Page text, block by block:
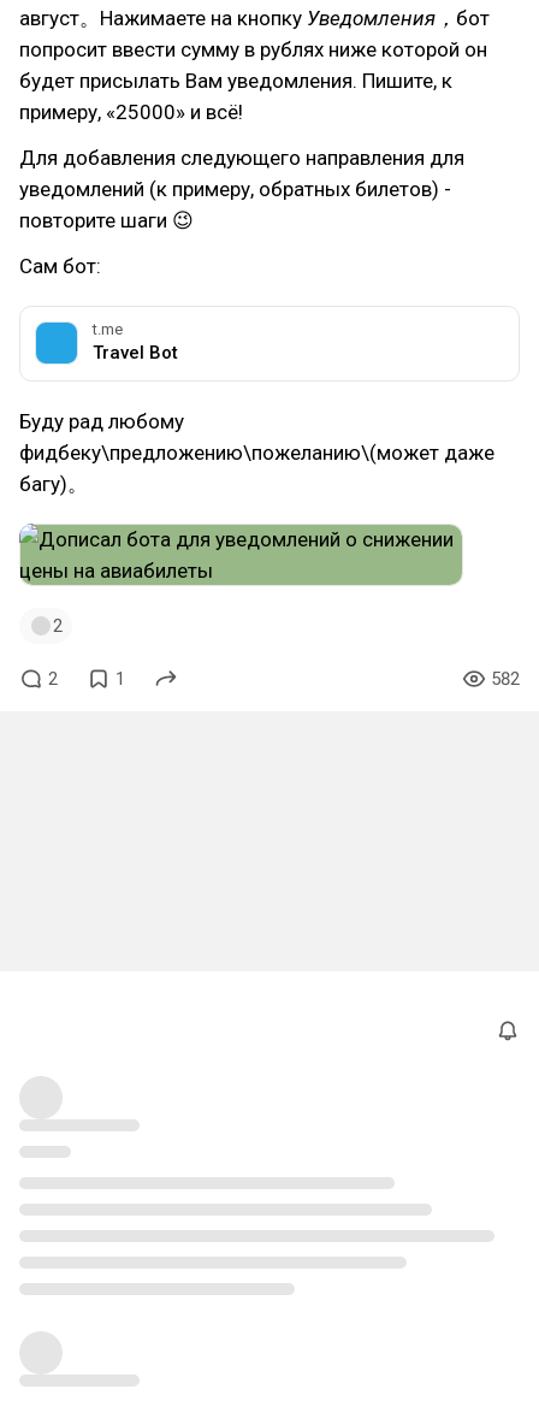
август。Нажимаете на кнопку Уведомления， бот
попросит ввести сумму в рублях ниже которой он
будет присылать Вам уведомления. Пишите, к
примеру, «25000» и всё!
Для добавления следующего направления для
уведомлений (к примеру, обратных билетов) -
повторите шаги 😉
Сам бот:
t.me
Travel Bot
Буду рад любому
фидбеку\предложению\пожеланию\(может даже
багу)。
2
2 1 582